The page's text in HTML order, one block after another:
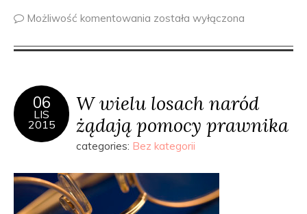
Możliwość komentowania została wyłączona
06
LIS
2015
W wielu losach naród
żądają pomocy prawnika
categories: Bez kategorii